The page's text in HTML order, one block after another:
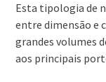
Esta tipologia de
entre dimensão e
grandes volumes
aos principais